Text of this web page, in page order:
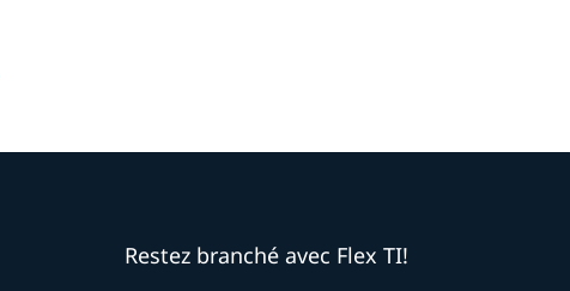
Restez branché avec Flex TI!